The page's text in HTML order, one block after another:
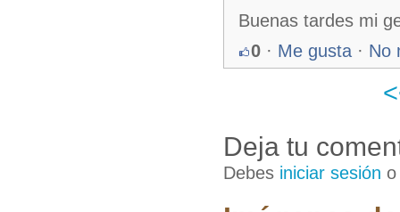
Buenas tardes mi
0 · Me gusta · No
Deja tu
Debes iniciar sesión